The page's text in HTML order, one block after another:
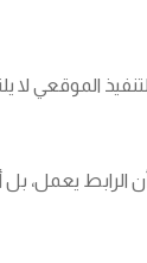
الموقعي لا
الرابط يعمل،